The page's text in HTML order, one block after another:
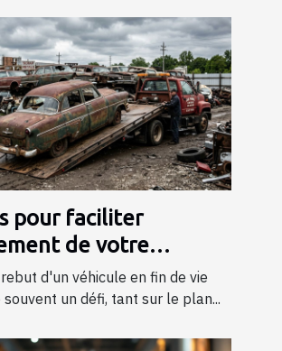
pour faciliter
de votre
en fin de vie
d'un véhicule en fin de vie
un défi, tant sur le plan...